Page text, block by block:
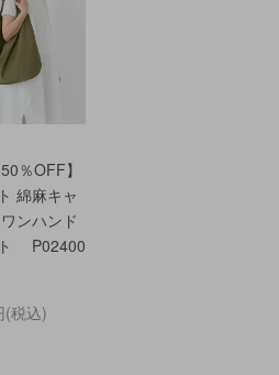
50％OFF】
綿麻キャ
ンハンド
P02400
(税込)